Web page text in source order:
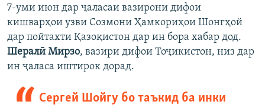
7-уми июн дар ҷаласаи вазирони дифои
кишварҳои узви Созмони Ҳамкориҳои Шонгҳой
дар пойтахти Қазоқистон дар ин бора хабар дод.
Шералӣ Мирзо, вазири дифои Тоҷикистон, низ дар
ин ҷаласа иштирок дорад.
Сергей Шойгу бо таъкид ба инки